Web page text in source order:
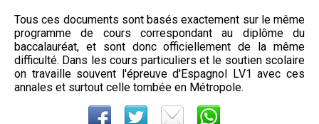
Tous ces documents sont basés exactement sur le même
programme de cours correspondant au diplôme du
baccalauréat, et sont donc officiellement de la même
difficulté. Dans les cours particuliers et le soutien scolaire
on travaille souvent l'épreuve d'Espagnol LV1 avec ces
annales et surtout celle tombée en Métropole.